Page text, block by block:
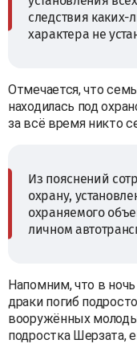
следствия
характера не
Отмечается, что
находилась под
за всё время никто
Из пояснений
охрану,
охраняемого
личном
Напомним, что в ночь
драки погиб
вооружённых
подростка Шерзата,